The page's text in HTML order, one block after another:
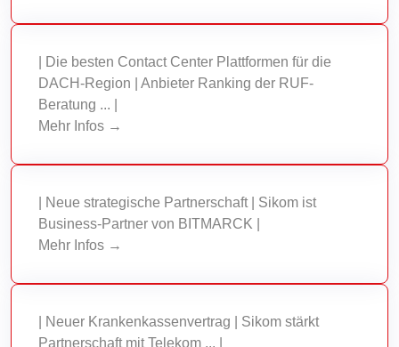
| Die besten Contact Center Plattformen für die
DACH-Region | Anbieter Ranking der RUF-
Beratung ... |
Mehr Infos →
| Neue strategische Partnerschaft | Sikom ist
Business-Partner von BITMARCK |
Mehr Infos →
| Neuer Krankenkassenvertrag | Sikom stärkt
Partnerschaft mit Telekom ... |